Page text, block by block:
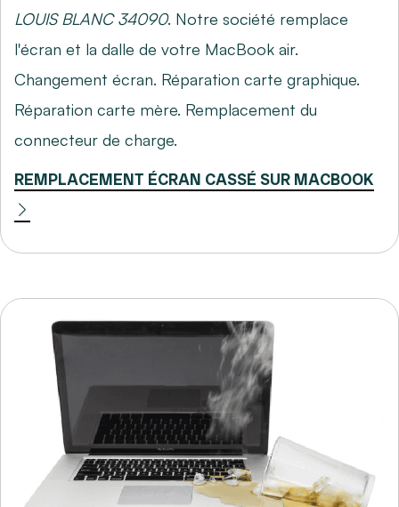
LOUIS BLANC 34090. Notre société remplace
l'écran et la dalle de votre MacBook air.
Changement écran. Réparation carte graphique.
Réparation carte mère. Remplacement du
connecteur de charge.
REMPLACEMENT ÉCRAN CASSÉ SUR MACBOOK